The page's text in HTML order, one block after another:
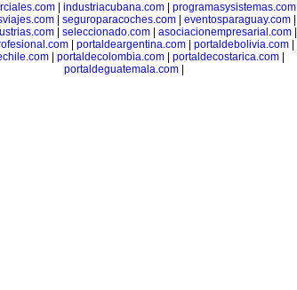
| industriacubana.com| programasysistemas.com|
| seguroparacoches.com| eventosparaguay.com|
seleccionado.com asociacionempresarial.com
portaldeargentina.com portaldebolivia.com
portaldecolombia.com portaldecostarica.com
portaldeguatemala.com|